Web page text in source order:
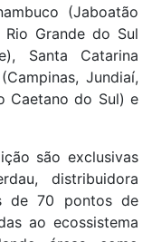
(Jaboatão
Rio Grande do Sul
Santa Catarina
Jundiaí,
Caetano do Sul) e
são exclusivas
distribuidora
de 70 pontos de
ao ecossistema